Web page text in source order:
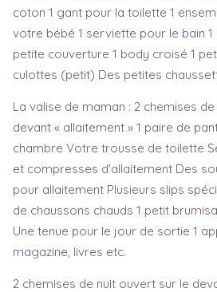
coton 1 gant pour la toilette 1
votre bébé 1 serviette pour le bain
petite couverture 1 body croisé 1
culottes (petit) Des petites
La valise de maman : 2 chemises
devant « allaitement » 1 paire de
chambre Votre trousse de toilette
et compresses d'allaitement Des
pour allaitement Plusieurs slips
de chaussons chauds 1 petit
Une tenue pour le jour de sortie 1
magazine, livres etc.
2 chemises de nuit ouvert sur le